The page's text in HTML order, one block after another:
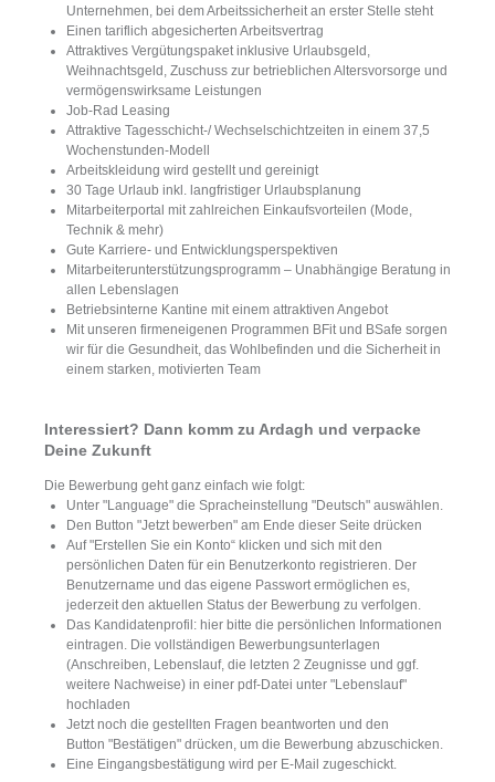
Unternehmen, bei dem Arbeitssicherheit an erster Stelle steht
Einen tariflich abgesicherten Arbeitsvertrag
Attraktives Vergütungspaket inklusive Urlaubsgeld,
Weihnachtsgeld, Zuschuss zur betrieblichen Altersvorsorge und
vermögenswirksame Leistungen
Job-Rad Leasing
Attraktive Tagesschicht-/ Wechselschichtzeiten in einem 37,5
Wochenstunden-Modell
Arbeitskleidung wird gestellt und gereinigt
30 Tage Urlaub inkl. langfristiger Urlaubsplanung
Mitarbeiterportal mit zahlreichen Einkaufsvorteilen (Mode,
Technik & mehr)
Gute Karriere- und Entwicklungsperspektiven
Mitarbeiterunterstützungsprogramm – Unabhängige Beratung in
allen Lebenslagen
Betriebsinterne Kantine mit einem attraktiven Angebot
Mit unseren firmeneigenen Programmen BFit und BSafe sorgen
wir für die Gesundheit, das Wohlbefinden und die Sicherheit in
einem starken, motivierten Team
Interessiert? Dann komm zu Ardagh und verpacke
Deine Zukunft
Die Bewerbung geht ganz einfach wie folgt:
Unter "Language" die Spracheinstellung "Deutsch" auswählen.
Den Button "Jetzt bewerben" am Ende dieser Seite drücken
Auf "Erstellen Sie ein Konto“ klicken und sich mit den
persönlichen Daten für ein Benutzerkonto registrieren. Der
Benutzername und das eigene Passwort ermöglichen es,
jederzeit den aktuellen Status der Bewerbung zu verfolgen.
Das Kandidatenprofil: hier bitte die persönlichen Informationen
eintragen. Die vollständigen Bewerbungsunterlagen
(Anschreiben, Lebenslauf, die letzten 2 Zeugnisse und ggf.
weitere Nachweise) in einer pdf-Datei unter "Lebenslauf"
hochladen
Jetzt noch die gestellten Fragen beantworten und den
Button "Bestätigen" drücken, um die Bewerbung abzuschicken.
Eine Eingangsbestätigung wird per E-Mail zugeschickt.